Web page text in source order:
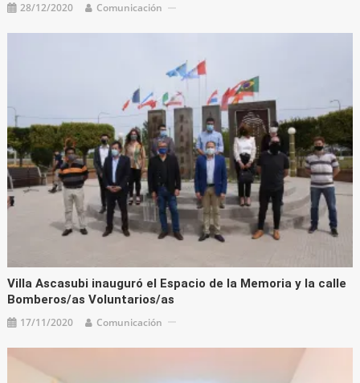
28/12/2020 Comunicación
Villa Ascasubi inauguró el Espacio de la Memoria y la calle
Bomberos/as Voluntarios/as
17/11/2020 Comunicación